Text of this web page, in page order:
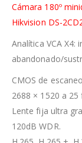
Cámara 180º
Hikvision DS-
Analítica VCA
abandonado/
CMOS de
2688 × 1520 a 25
Lente fija ultra
120dB WDR.